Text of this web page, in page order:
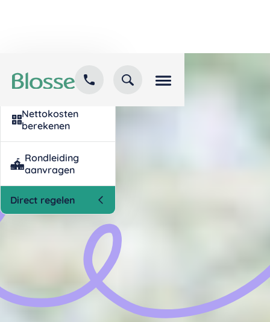
Kind inschrijven
opvang
Nettokosten
berekenen
Rondleiding
aanvragen
Direct regelen